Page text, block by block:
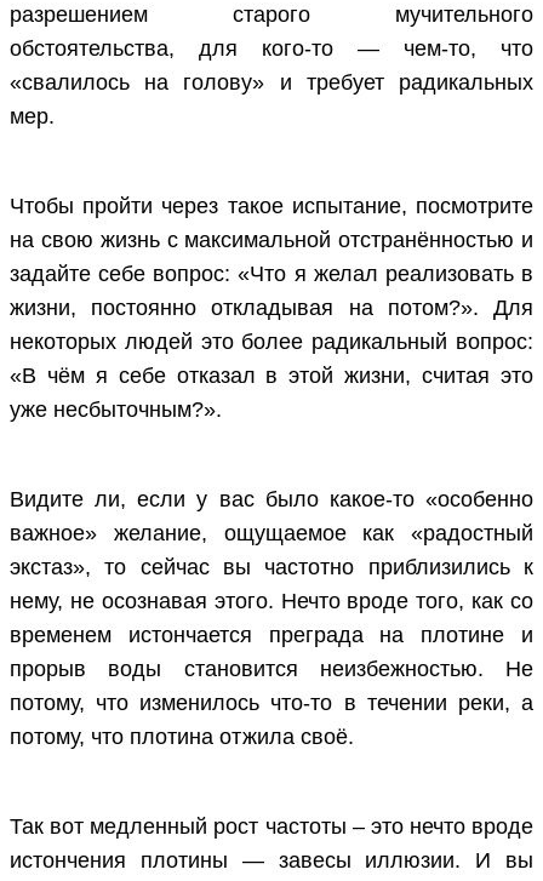
разрешением старого мучительного
обстоятельства, для кого-то — чем-то, что
«свалилось на голову» и требует радикальных
мер.
Чтобы пройти через такое испытание, посмотрите
на свою жизнь с максимальной отстранённостью и
задайте себе вопрос: «Что я желал реализовать в
жизни, постоянно откладывая на потом?». Для
некоторых людей это более радикальный вопрос:
«В чём я себе отказал в этой жизни, считая это
уже несбыточным?».
Видите ли, если у вас было какое-то «особенно
важное» желание, ощущаемое как «радостный
экстаз», то сейчас вы частотно приблизились к
нему, не осознавая этого. Нечто вроде того, как со
временем истончается преграда на плотине и
прорыв воды становится неизбежностью. Не
потому, что изменилось что-то в течении реки, а
потому, что плотина отжила своё.
Так вот медленный рост частоты – это нечто вроде
истончения плотины — завесы иллюзии. И вы